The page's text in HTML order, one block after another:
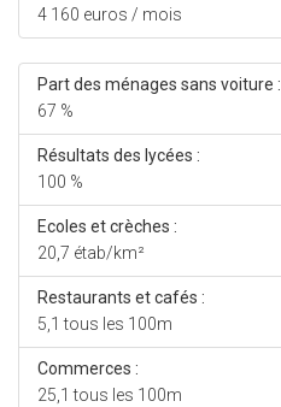
4 160 euros / mois
Part des ménages sans voiture :
67 %
Résultats des lycées :
100 %
Ecoles et crèches :
20,7 étab/km²
Restaurants et cafés :
5,1 tous les 100m
Commerces :
25,1 tous les 100m